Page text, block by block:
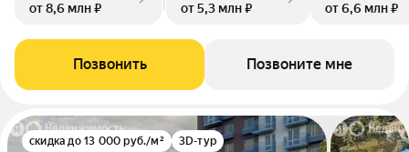
от 8,6 млн ₽
от 5,3 млн ₽
от 6,6 млн ₽
Позвонить Позвоните мне
скидка до 13 000 руб./м² 3D-тур